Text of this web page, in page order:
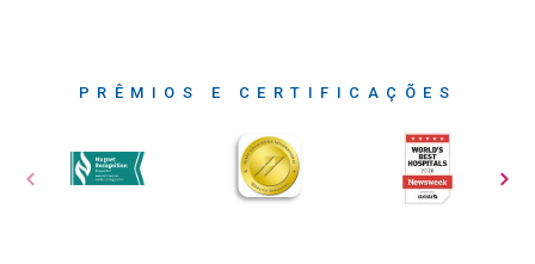
PRÊMIOS E CERTIFICAÇÕES